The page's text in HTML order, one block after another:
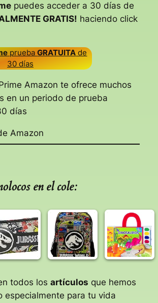
puedes acceder a 30 días de
GRATIS! haciendo click
pruebaGRATUITA de
30 días
Amazon te ofrece muchos
en un periodo de prueba
días
Amazon
en el cole:
todos los artículos que hemos
especialmente para tu vida